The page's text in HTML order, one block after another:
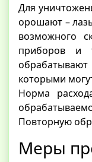
Для
орошают –
возможного
приборов и
которыми
Норма
Повторную
Меры